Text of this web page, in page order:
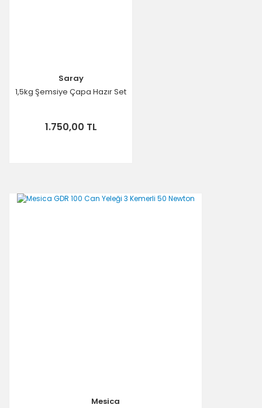
Saray
1,5kg Şemsiye Çapa Hazır Set
1.750,00 TL
Mesica